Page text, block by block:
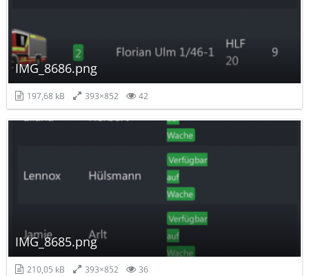
IMG_8686.png
197,68 kB 393×852 42
IMG_8685.png
210,05 kB 393×852 36